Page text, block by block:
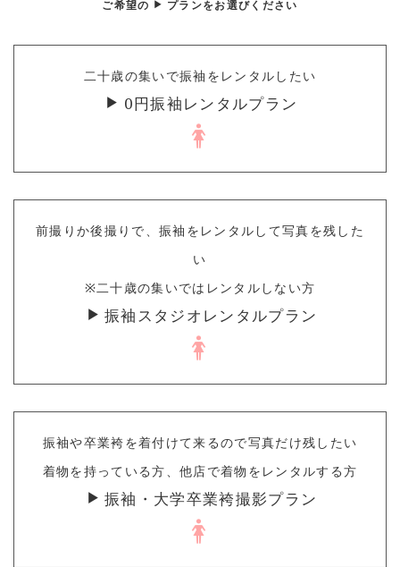
ご希望の プランをお選びください
二十歳の集いで振袖をレンタルしたい
0円振袖レンタルプラン
前撮りか後撮りで、振袖をレンタルして写真を残した
い
※二十歳の集いではレンタルしない方
振袖スタジオレンタルプラン
振袖や卒業袴を着付けて来るので写真だけ残したい
着物を持っている方、他店で着物をレンタルする方
振袖・大学卒業袴撮影プラン